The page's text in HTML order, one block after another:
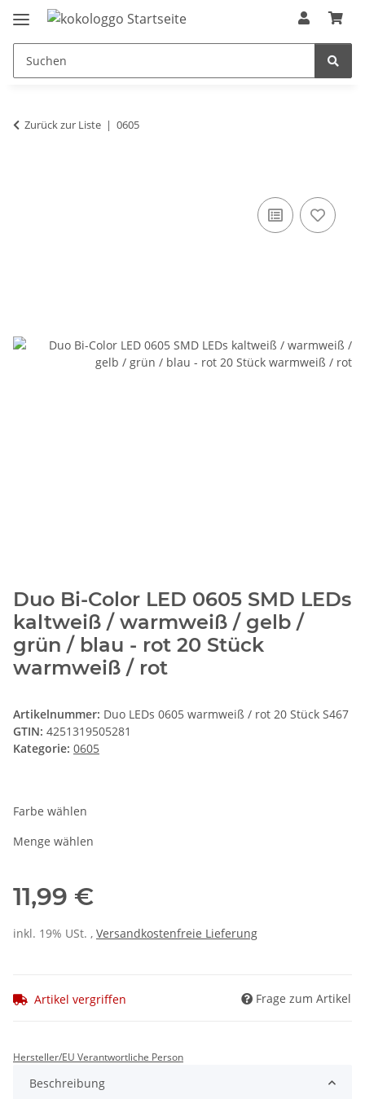
Zurück zur Liste 0605
Duo Bi-Color LED 0605 SMD LEDs
kaltweiß / warmweiß / gelb /
grün / blau - rot 20 Stück
warmweiß / rot
Artikelnummer: Duo LEDs 0605 warmweiß / rot 20 Stück S467
GTIN: 4251319505281
Kategorie: 0605
Farbe wählen
Menge wählen
11,99 €
inkl. 19% USt. , Versandkostenfreie Lieferung
Artikel vergriffen Frage zum Artikel
Hersteller/EU Verantwortliche Person
Beschreibung